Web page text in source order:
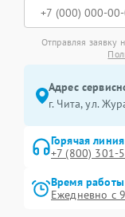
Отправляя заявку
Адрес
г. Чита, ул.
Горячая линия
+7 (800) 301-
Время работы
Ежедневно с